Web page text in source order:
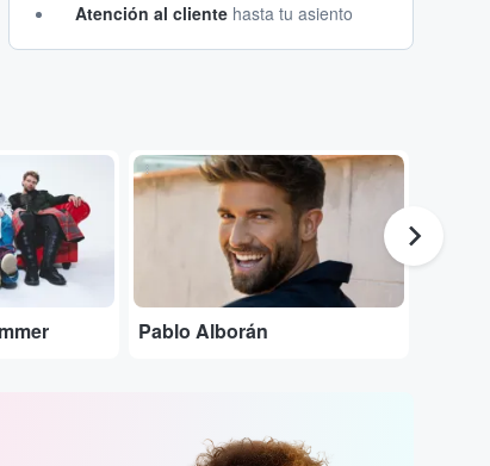
Atención al cliente hasta tu asiento
...
Pablo Alborán